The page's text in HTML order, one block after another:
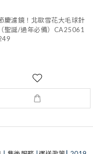
慶濾鏡！北歐雪花大毛球針
聖誕/過年必備）CA25061